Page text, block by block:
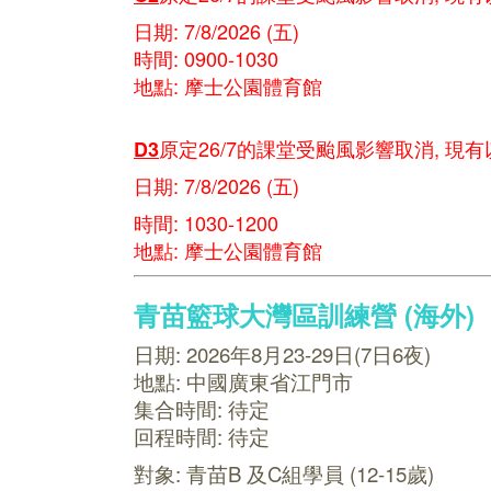
日期: 7/8/2026 (五)
時間: 0900-1030
地點: 摩士公園體育館
D3原定26/7的課堂受颱風影響取消, 現有
日期: 7/8/2026 (五)
時間: 1030-1200
地點: 摩士公園體育館
青苗籃球大灣區訓練營 (海外)
日期: 2026年8月23-29日(7日6夜)
地點: 中國廣東省江門市
集合時間: 待定
回程時間: 待定
對象: 青苗B 及C組學員 (12-15歲)